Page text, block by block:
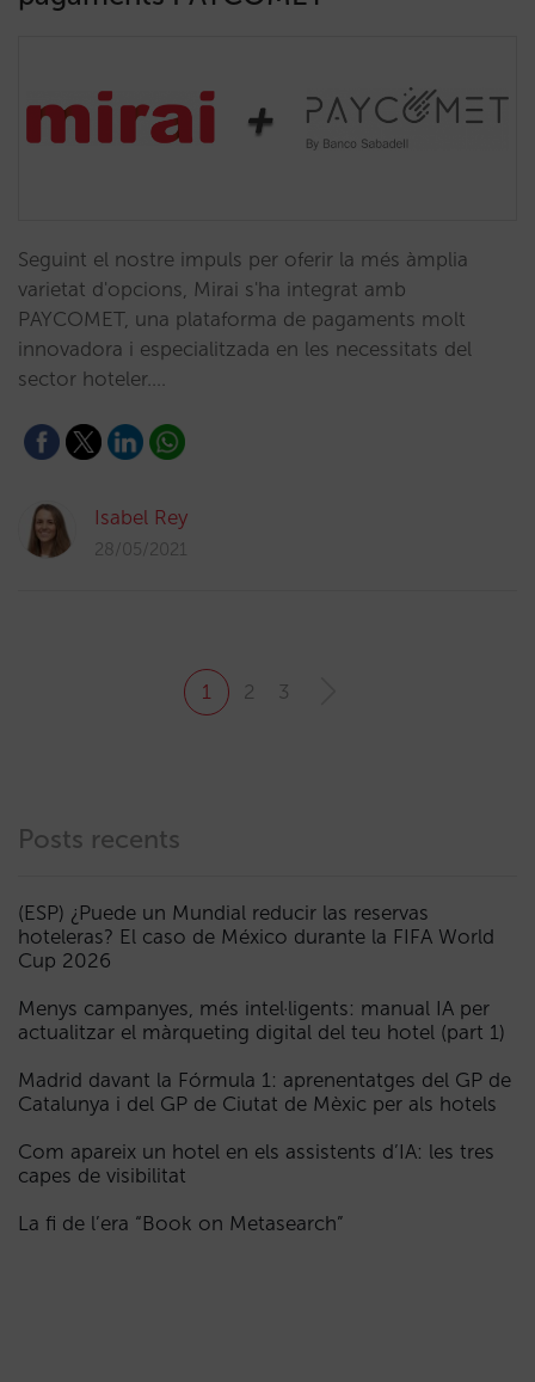
Seguint el nostre impuls per oferir la més àmplia
varietat d'opcions, Mirai s'ha integrat amb
PAYCOMET, una plataforma de pagaments molt
innovadora i especialitzada en les necessitats del
sector hoteler.…
Isabel Rey
28/05/2021
1 2 3
Posts recents
(ESP) ¿Puede un Mundial reducir las reservas
hoteleras? El caso de México durante la FIFA World
Cup 2026
Menys campanyes, més intel·ligents: manual IA per
actualitzar el màrqueting digital del teu hotel (part 1)
Madrid davant la Fórmula 1: aprenentatges del GP de
Catalunya i del GP de Ciutat de Mèxic per als hotels
Com apareix un hotel en els assistents d’IA: les tres
capes de visibilitat
La fi de l’era “Book on Metasearch”